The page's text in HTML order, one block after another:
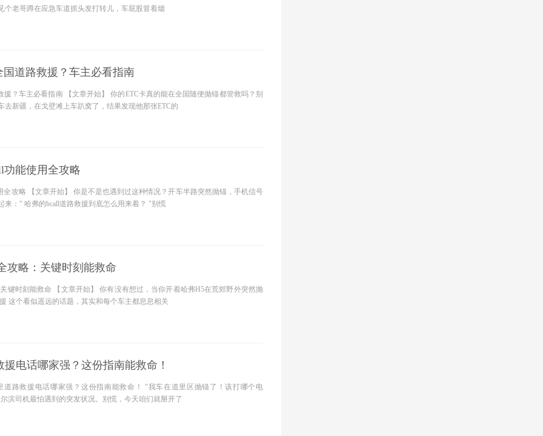
个老哥蹲在应急车道抓头发打转儿，车屁股冒着烟
国道路救援？车主必看指南
援？车主必看指南 【文章开始】 你的ETC卡真的能在全国随便抛锚都管救吗？别
去新疆，在戈壁滩上车趴窝了，结果发现他那张ETC的
功能使用全攻略
全攻略 【文章开始】 你是不是也遇到过这种情况？开车半路突然抛锚，手机信号
来：" 哈弗的bcall道路救援到底怎么用来着？ "别慌
攻略：关键时刻能救命
键时刻能救命 【文章开始】 你有没有想过，当你开着哈弗H5在荒郊野外突然抛
这个看似遥远的话题，其实和每个车主都息息相关
电话哪家强？这份指南能救命！
道路救援电话哪家强？这份指南能救命！ "我车在道里区抛锚了！该打哪个电
司机最怕遇到的突发状况。别慌，今天咱们就掰开了